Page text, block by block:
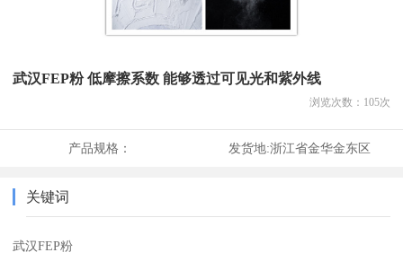
武汉FEP粉 低摩擦系数 能够透过可见光和紫外线
浏览次数： 105次
产品规格： 发货地:浙江省金华金东区
关键词
武汉FEP粉